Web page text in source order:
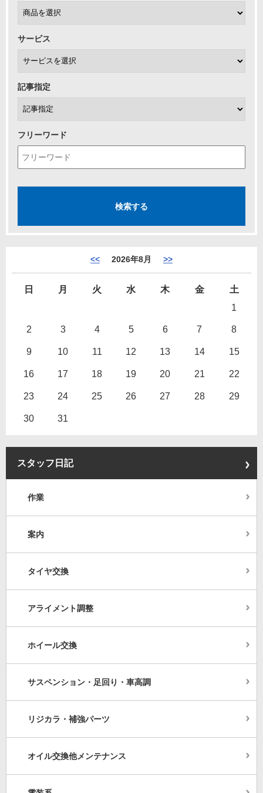
サービス
記事指定
フリーワード
<< 2026年8月 >>
日 月 火 水 木 金
土
1
2 3 4 5 6 7 8
9 10 11 12 13 14 15
16 17 18 19 20 21 22
23 24 25 26 27 28 29
30 31
スタッフ日記
作業
案内
タイヤ交換
アライメント調整
ホイール交換
サスペンション・足回り・車高調
リジカラ・補強パーツ
オイル交換他メンテナンス